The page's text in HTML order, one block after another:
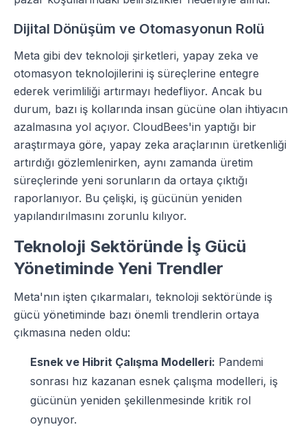
Dijital Dönüşüm ve Otomasyonun Rolü
Meta gibi dev teknoloji şirketleri, yapay zeka ve
otomasyon teknolojilerini iş süreçlerine entegre
ederek verimliliği artırmayı hedefliyor. Ancak bu
durum, bazı iş kollarında insan gücüne olan ihtiyacın
azalmasına yol açıyor. CloudBees'in yaptığı bir
araştırmaya göre, yapay zeka araçlarının üretkenliği
artırdığı gözlemlenirken, aynı zamanda üretim
süreçlerinde yeni sorunların da ortaya çıktığı
raporlanıyor. Bu çelişki, iş gücünün yeniden
yapılandırılmasını zorunlu kılıyor.
Teknoloji Sektöründe İş Gücü
Yönetiminde Yeni Trendler
Meta'nın işten çıkarmaları, teknoloji sektöründe iş
gücü yönetiminde bazı önemli trendlerin ortaya
çıkmasına neden oldu:
Esnek ve Hibrit Çalışma Modelleri: Pandemi
sonrası hız kazanan esnek çalışma modelleri, iş
gücünün yeniden şekillenmesinde kritik rol
oynuyor.